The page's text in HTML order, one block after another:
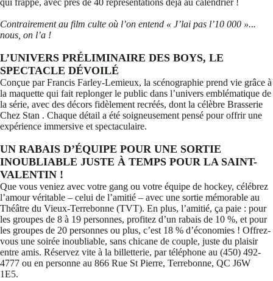
Contrairement au film culte où l’on entend « J’lai pas l’10 000 »...
nous, on l’a !
L’UNIVERS PRÉLIMINAIRE DES BOYS, LE
SPECTACLE DÉVOILÉ
Conçue par Francis Farley-Lemieux, la scénographie prend vie grâce à
la maquette qui fait replonger le public dans l’univers emblématique de
la série, avec des décors fidèlement recréés, dont la célèbre Brasserie
Chez Stan . Chaque détail a été soigneusement pensé pour offrir une
expérience immersive et spectaculaire.
UN RABAIS D’ÉQUIPE POUR UNE SORTIE
INOUBLIABLE JUSTE À TEMPS POUR LA SAINT-
VALENTIN !
Que vous veniez avec votre gang ou votre équipe de hockey, célébrez
l’amour véritable – celui de l’amitié – avec une sortie mémorable au
Théâtre du Vieux-Terrebonne (TVT). En plus, l’amitié, ça paie : pour
les groupes de 8 à 19 personnes, profitez d’un rabais de 10 %, et pour
les groupes de 20 personnes ou plus, c’est 18 % d’économies ! Offrez-
vous une soirée inoubliable, sans chicane de couple, juste du plaisir
entre amis. Réservez vite à la billetterie, par téléphone au (450) 492-
4777 ou en personne au 866 Rue St Pierre, Terrebonne, QC J6W
1E5.